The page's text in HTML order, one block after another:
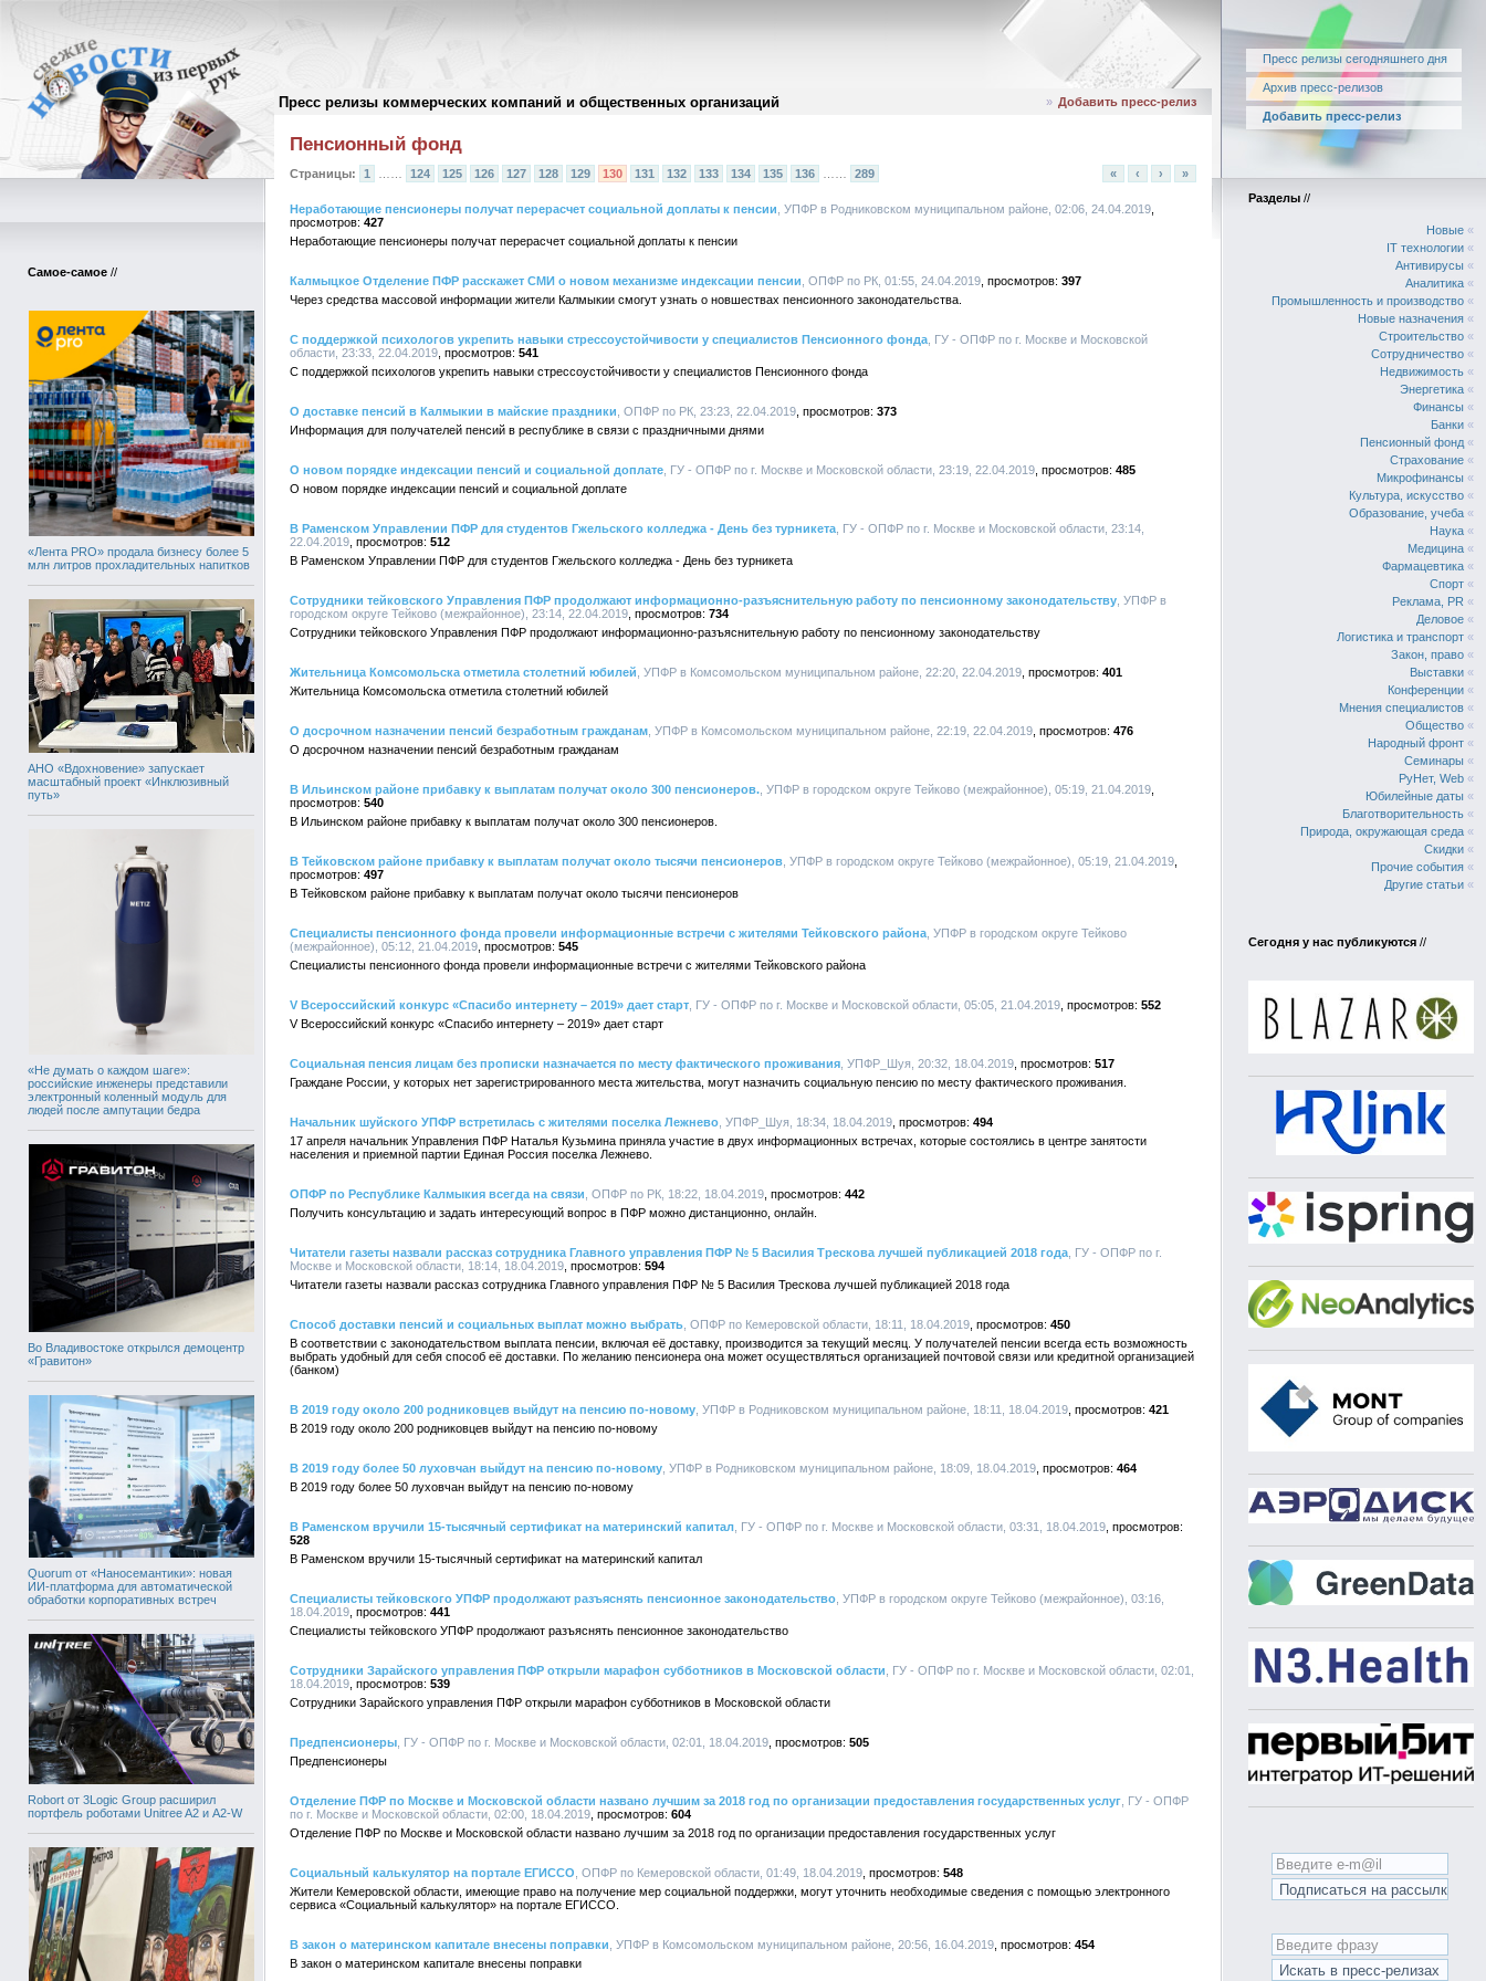
Пресс релизы коммерческих компаний и общественных организаций
Пресс релизы сегодняшнего дня
Архив пресс-релизов
Добавить пресс-релиз
Самое-самое //
«Лента PRO» продала бизнесу более 5
млн литров прохладительных напитков
АНО «Вдохновение» запускает
масштабный проект «Инклюзивный
путь»
«Не думать о каждом шаге»:
российские инженеры представили
электронный коленный модуль для
людей после ампутации бедра
Во Владивостоке открылся демоцентр
«Гравитон»
Quorum от «Наносемантики»: новая
ИИ-платформа для автоматической
обработки корпоративных встреч
Robort от 3Logic Group расширил
портфель роботами Unitree A2 и A2-W
Архив пресс-релизов// » Добавить пресс-релиз
Пенсионный фонд
Страницы: 1 124 125 126 127 128 129 130 131 132 133 134 135 136 289 « ‹ › »
Неработающие пенсионеры получат перерасчет социальной доплаты к пенсии , УПФР в Родниковском муниципальном районе, 02:06, 24.04.2019
427
Неработающие пенсионеры получат перерасчет социальной доплаты к пенсии
Калмыцкое Отделение ПФР расскажет СМИ о новом механизме индексации пенсии , ОПФР по РК, 01:55, 24.04.2019
397
Через средства массовой информации жители Калмыкии смогут узнать о новшествах пенсионного законодательства.
С поддержкой психологов укрепить навыки стрессоустойчивости у специалистов Пенсионного фонда , ГУ - ОПФР по г. Москве и Московской
области, 23:33, 22.04.2019
541
С поддержкой психологов укрепить навыки стрессоустойчивости у специалистов Пенсионного фонда
О доставке пенсий в Калмыкии в майские праздники , ОПФР по РК, 23:23, 22.04.2019
373
Информация для получателей пенсий в республике в связи с праздничными днями
О новом порядке индексации пенсий и социальной доплате , ГУ - ОПФР по г. Москве и Московской области, 23:19, 22.04.2019
485
О новом порядке индексации пенсий и социальной доплате
В Раменском Управлении ПФР для студентов Гжельского колледжа - День без турникета , ГУ - ОПФР по г. Москве и Московской области, 23:14,
22.04.2019
512
В Раменском Управлении ПФР для студентов Гжельского колледжа - День без турникета
Сотрудники тейковского Управления ПФР продолжают информационно-разъяснительную работу по пенсионному законодательству , УПФР в
городском округе Тейково (межрайонное), 23:14, 22.04.2019
734
Сотрудники тейковского Управления ПФР продолжают информационно-разъяснительную работу по пенсионному законодательству
Жительница Комсомольска отметила столетний юбилей , УПФР в Комсомольском муниципальном районе, 22:20, 22.04.2019
401
Жительница Комсомольска отметила столетний юбилей
О досрочном назначении пенсий безработным гражданам , УПФР в Комсомольском муниципальном районе, 22:19, 22.04.2019
476
О досрочном назначении пенсий безработным гражданам
В Ильинском районе прибавку к выплатам получат около 300 пенсионеров. , УПФР в городском округе Тейково (межрайонное), 05:19, 21.04.2019
540
В Ильинском районе прибавку к выплатам получат около 300 пенсионеров.
В Тейковском районе прибавку к выплатам получат около тысячи пенсионеров , УПФР в городском округе Тейково (межрайонное), 05:19, 21.04.2019
497
В Тейковском районе прибавку к выплатам получат около тысячи пенсионеров
Специалисты пенсионного фонда провели информационные встречи с жителями Тейковского района , УПФР в городском округе Тейково
(межрайонное), 05:12, 21.04.2019
545
Специалисты пенсионного фонда провели информационные встречи с жителями Тейковского района
V Всероссийский конкурс «Спасибо интернету – 2019» дает старт , ГУ - ОПФР по г. Москве и Московской области, 05:05, 21.04.2019
552
V Всероссийский конкурс «Спасибо интернету – 2019» дает старт
Социальная пенсия лицам без прописки назначается по месту фактического проживания , УПФР_Шуя, 20:32, 18.04.2019
517
Граждане России, у которых нет зарегистрированного места жительства, могут назначить социальную пенсию по месту фактического проживания.
Начальник шуйского УПФР встретилась с жителями поселка Лежнево , УПФР_Шуя, 18:34, 18.04.2019
494
17 апреля начальник Управления ПФР Наталья Кузьмина приняла участие в двух информационных встречах, которые состоялись в центре занятости
населения и приемной партии Единая Россия поселка Лежнево.
ОПФР по Республике Калмыкия всегда на связи , ОПФР по РК, 18:22, 18.04.2019
442
Получить консультацию и задать интересующий вопрос в ПФР можно дистанционно, онлайн.
Читатели газеты назвали рассказ сотрудника Главного управления ПФР № 5 Василия Трескова лучшей публикацией 2018 года , ГУ - ОПФР по г.
Москве и Московской области, 18:14, 18.04.2019
594
Читатели газеты назвали рассказ сотрудника Главного управления ПФР № 5 Василия Трескова лучшей публикацией 2018 года
Способ доставки пенсий и социальных выплат можно выбрать , ОПФР по Кемеровской области, 18:11, 18.04.2019
450
В соответствии с законодательством выплата пенсии, включая её доставку, производится за текущий месяц. У получателей пенсии всегда есть возможность
выбрать удобный для себя способ её доставки. По желанию пенсионера она может осуществляться организацией почтовой связи или кредитной организацией
(банком)
В 2019 году около 200 родниковцев выйдут на пенсию по-новому , УПФР в Родниковском муниципальном районе, 18:11, 18.04.2019
421
В 2019 году около 200 родниковцев выйдут на пенсию по-новому
В 2019 году более 50 луховчан выйдут на пенсию по-новому , УПФР в Родниковском муниципальном районе, 18:09, 18.04.2019
464
В 2019 году более 50 луховчан выйдут на пенсию по-новому
В Раменском вручили 15-тысячный сертификат на материнский капитал , ГУ - ОПФР по г. Москве и Московской области, 03:31, 18.04.2019
528
В Раменском вручили 15-тысячный сертификат на материнский капитал
Специалисты тейковского УПФР продолжают разъяснять пенсионное законодательство , УПФР в городском округе Тейково (межрайонное), 03:16,
18.04.2019
441
Специалисты тейковского УПФР продолжают разъяснять пенсионное законодательство
Сотрудники Зарайского управления ПФР открыли марафон субботников в Московской области , ГУ - ОПФР по г. Москве и Московской области, 02:01,
18.04.2019
539
Сотрудники Зарайского управления ПФР открыли марафон субботников в Московской области
Предпенсионеры , ГУ - ОПФР по г. Москве и Московской области, 02:01, 18.04.2019
505
Предпенсионеры
Отделение ПФР по Москве и Московской области названо лучшим за 2018 год по организации предоставления государственных услуг , ГУ - ОПФР
по г. Москве и Московской области, 02:00, 18.04.2019
604
Отделение ПФР по Москве и Московской области названо лучшим за 2018 год по организации предоставления государственных услуг
Социальный калькулятор на портале ЕГИССО , ОПФР по Кемеровской области, 01:49, 18.04.2019
548
Жители Кемеровской области, имеющие право на получение мер социальной поддержки, могут уточнить необходимые сведения с помощью электронного
сервиса «Социальный калькулятор» на портале ЕГИССО.
В закон о материнском капитале внесены поправки , УПФР в Комсомольском муниципальном районе, 20:56, 16.04.2019
454
В закон о материнском капитале внесены поправки
Разделы //
Новые «
IT технологии «
Антивирусы «
Аналитика «
Промышленность и производство «
Новые назначения «
Строительство «
Сотрудничество «
Недвижимость «
Энергетика «
Финансы «
Банки «
Пенсионный фонд «
Страхование «
Микрофинансы «
Культура, искусство «
Образование, учеба «
Наука «
Медицина «
Фармацевтика «
Спорт «
Реклама, PR «
Деловое «
Логистика и транспорт «
Закон, право «
Выставки «
Конференции «
Мнения специалистов «
Общество «
Народный фронт «
Семинары «
РуНет, Web «
Юбилейные даты «
Благотворительность «
Природа, окружающая среда «
Скидки «
Прочие события «
Другие статьи «
Сегодня у нас публикуются //